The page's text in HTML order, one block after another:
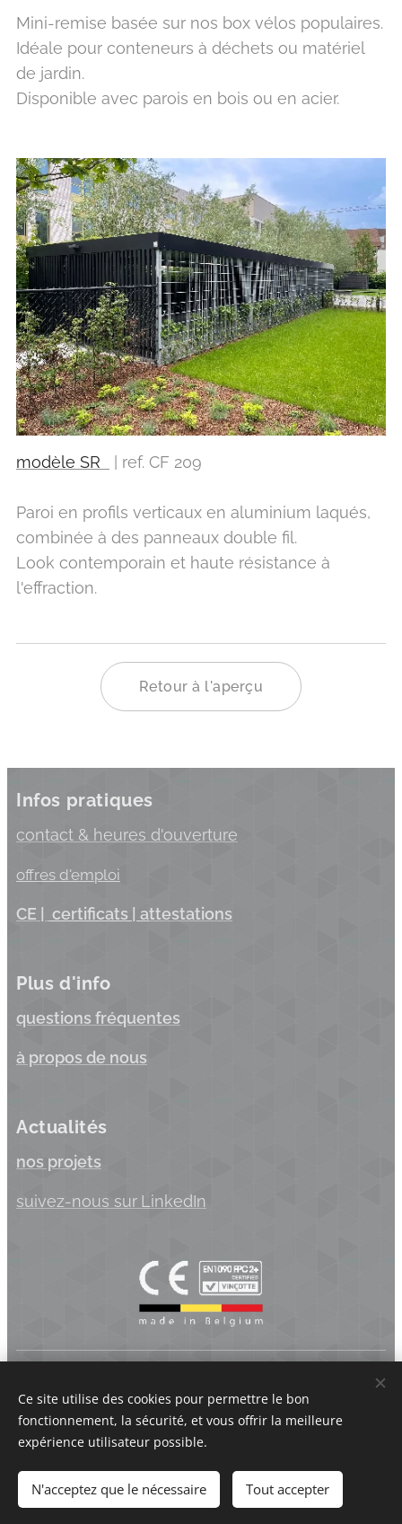
Mini-remise basée sur nos box vélos populaires.
Idéale pour conteneurs à déchets ou matériel
de jardin.
Disponible avec parois en bois ou en acier.
modèle SR | ref. CF 209
Paroi en profils verticaux en aluminium laqués,
combinée à des panneaux double fil.
Look contemporain et haute résistance à
l'effraction.
Retour à l'aperçu
Infos pratiques
contact & heures d'ouverture
offres d'emploi
CE | certificats | attestations
Plus d'info
questions fréquentes
à propos de nous
Actualités
nos projets
suivez-nous sur LinkedIn
- Belgique | BTW BE 0875.742.625
Cookies
Nederlands
Français
Ce site utilise des cookies pour permettre le bon
fonctionnement, la sécurité, et vous offrir la meilleure
expérience utilisateur possible.
N'acceptez que le nécessaire Tout accepter